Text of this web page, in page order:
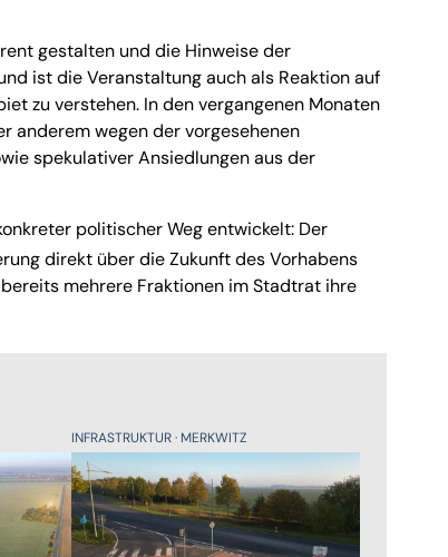
gestalten und die Hinweise der
ist die Veranstaltung auch als Reaktion auf
zu verstehen. In den vergangenen Monaten
anderem wegen der vorgesehenen
spekulativer Ansiedlungen aus der
politischer Weg entwickelt: Der
direkt über die Zukunft des Vorhabens
mehrere Fraktionen im Stadtrat ihre
INFRASTRUKTUR MERKWITZ